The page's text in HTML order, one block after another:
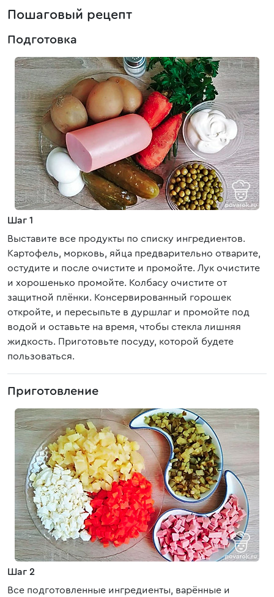
Пошаговый рецепт
Подготовка
Шаг 1
Выставите все продукты по списку ингредиентов.
Картофель, морковь, яйца предварительно отварите,
остудите и после очистите и промойте. Лук очистите
и хорошенько промойте. Колбасу очистите от
защитной плёнки. Консервированный горошек
откройте, и пересыпьте в дуршлаг и промойте под
водой и оставьте на время, чтобы стекла лишняя
жидкость. Приготовьте посуду, которой будете
пользоваться.
Приготовление
Шаг 2
Все подготовленные ингредиенты, варённые и